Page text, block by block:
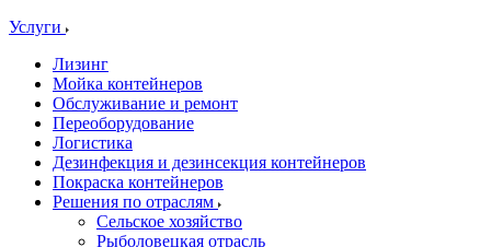
Услуги
Лизинг
Мойка контейнеров
Обслуживание и ремонт
Переоборудование
Логистика
Дезинфекция и дезинсекция контейнеров
Покраска контейнеров
Решения по отраслям
Сельское хозяйство
Рыболовецкая отрасль